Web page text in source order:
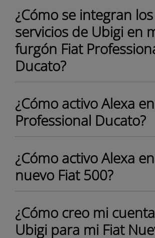
¿Cómo se integran los
servicios de Ubigi en
furgón Fiat
Ducato?
¿Cómo activo Alexa
Professional Ducato?
¿Cómo activo Alexa
nuevo Fiat 500?
¿Cómo creo mi
Ubigi para mi Fiat